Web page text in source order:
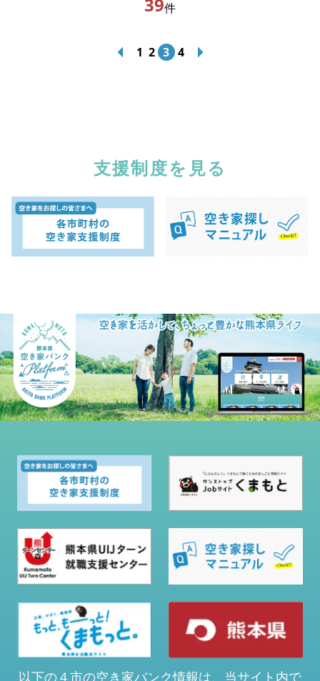
39件
1 2 3 4
支援制度を見る
以下の４市の空き家バンク情報は、当サイト内で